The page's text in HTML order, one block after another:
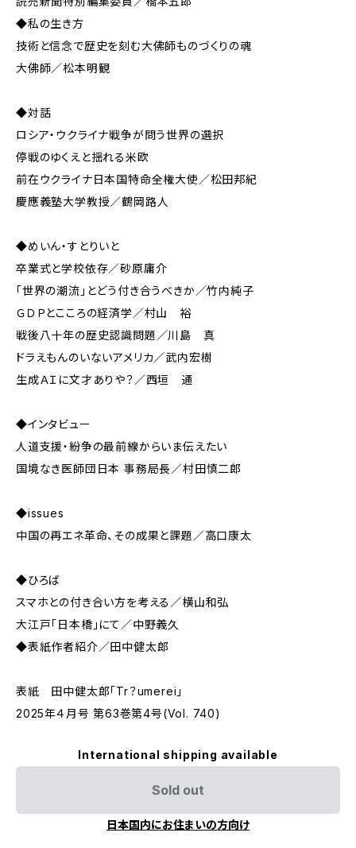
◆私の生き方
技術と信念で歴史を刻む大佛師ものづくりの魂
大佛師／松本明観
◆対話
ロシア・ウクライナ戦争が問う世界の選択
停戦のゆくえと揺れる米欧
前在ウクライナ日本国特命全権大使／松田邦紀
慶應義塾大学教授／鶴岡路人
◆めいん・すとりいと
卒業式と学校依存／砂原庸介
「世界の潮流」とどう付き合うべきか／竹内純子
ＧＤＰとこころの経済学／村山 裕
戦後八十年の歴史認識問題／川島 真
ドラえもんのいないアメリカ／武内宏樹
生成ＡＩに文才ありや？／西垣 通
◆インタビュー
人道支援・紛争の最前線からいま伝えたい
国境なき医師団日本 事務局長／村田慎二郎
◆issues
中国の再エネ革命、その成果と課題／高口康太
◆ひろば
スマホとの付き合い方を考える／横山和弘
大江戸「日本橋」にて／中野義久
◆表紙作者紹介／田中健太郎
表紙 田中健太郎「Tr？umerei」
2025年４月号 第63巻第4号(Vol. 740)
International shipping available
Sold out
日本国内にお住まいの方向け